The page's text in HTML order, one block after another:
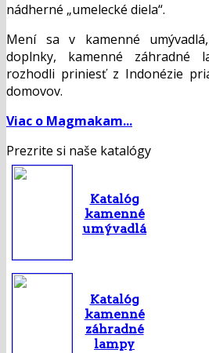
nádherné „umelecké diela“.
Mení sa v kamenné
doplnky, kamenné záhradné
rozhodli priniesť z Indonézie
domovov.
Viac o Magmakam...
Prezrite si naše katalógy
Katalóg
kamenné
umývadlá
Katalóg
kamenné
záhradné
lampy